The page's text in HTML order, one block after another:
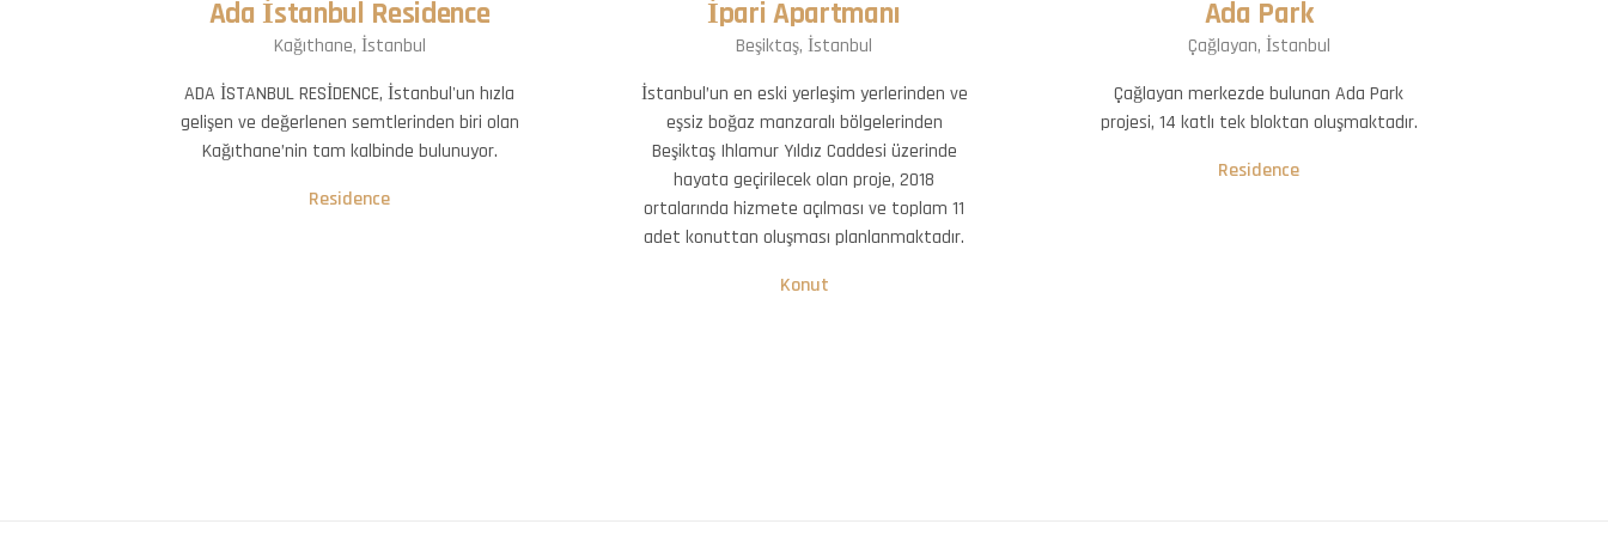
Ada İstanbul Residence
Kağıthane, İstanbul
ADA İSTANBUL RESİDENCE, İstanbul'un hızla
gelişen ve değerlenen semtlerinden biri olan
Kağıthane’nin tam kalbinde bulunuyor.
Residence
İpari Apartmanı
Beşiktaş, İstanbul
İstanbul’un en eski yerleşim yerlerinden ve
eşsiz boğaz manzaralı bölgelerinden
Beşiktaş Ihlamur Yıldız Caddesi üzerinde
hayata geçirilecek olan proje, 2018
ortalarında hizmete açılması ve toplam 11
adet konuttan oluşması planlanmaktadır.
Konut
Ada Park
Çağlayan, İstanbul
Çağlayan merkezde bulunan Ada Park
projesi, 14 katlı tek bloktan oluşmaktadır.
Residence